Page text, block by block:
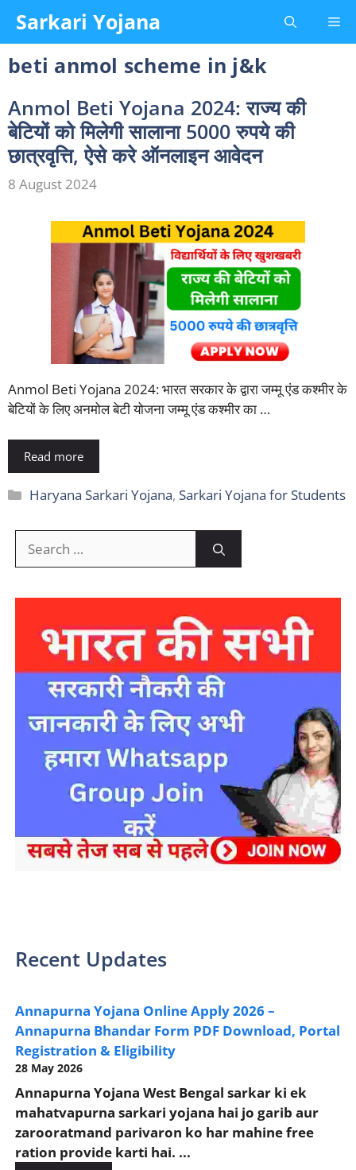
content
Sarkari Yojana
beti anmol scheme in j&k
Anmol Beti Yojana 2024: राज्य की
बेटियों को मिलेगी सालाना 5000 रुपये की
छात्रवृत्ति, ऐसे करे ऑनलाइन आवेदन
8 August 2024
Anmol Beti Yojana 2024: भारत सरकार के द्वारा जम्मू एंड कश्मीर के
बेटियों के लिए अनमोल बेटी योजना जम्मू एंड कश्मीर का …
Read more
Categories
Haryana Sarkari Yojana, Sarkari Yojana for Students
for:
Recent Updates
Annapurna Yojana Online Apply 2026 –
Annapurna Bhandar Form PDF Download, Portal
Registration & Eligibility
28 May 2026
Annapurna Yojana West Bengal sarkar ki ek
mahatvapurna sarkari yojana hai jo garib aur
zarooratmand parivaron ko har mahine free
ration provide karti hai. ...